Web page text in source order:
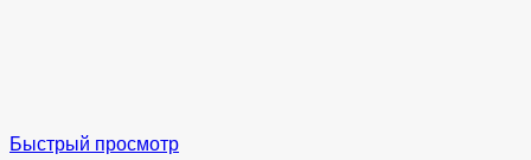
Быстрый просмотр